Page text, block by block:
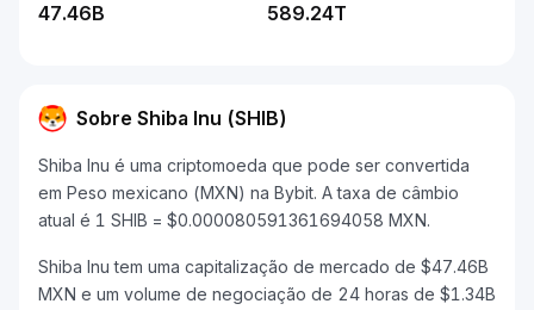
47.46B 589.24T
Sobre Shiba Inu (SHIB)
Shiba Inu é uma criptomoeda que pode ser convertida
em Peso mexicano (MXN) na Bybit. A taxa de câmbio
atual é 1 SHIB = $0.000080591361694058 MXN.
Shiba Inu tem uma capitalização de mercado de $47.46B
MXN e um volume de negociação de 24 horas de $1.34B